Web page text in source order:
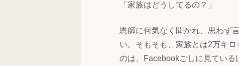
「家族はどうしてるの？」
恩師に何気なく聞かれ、思わず
い。そもそも、家族とは2万キ
のは、Facebookごしに見てい